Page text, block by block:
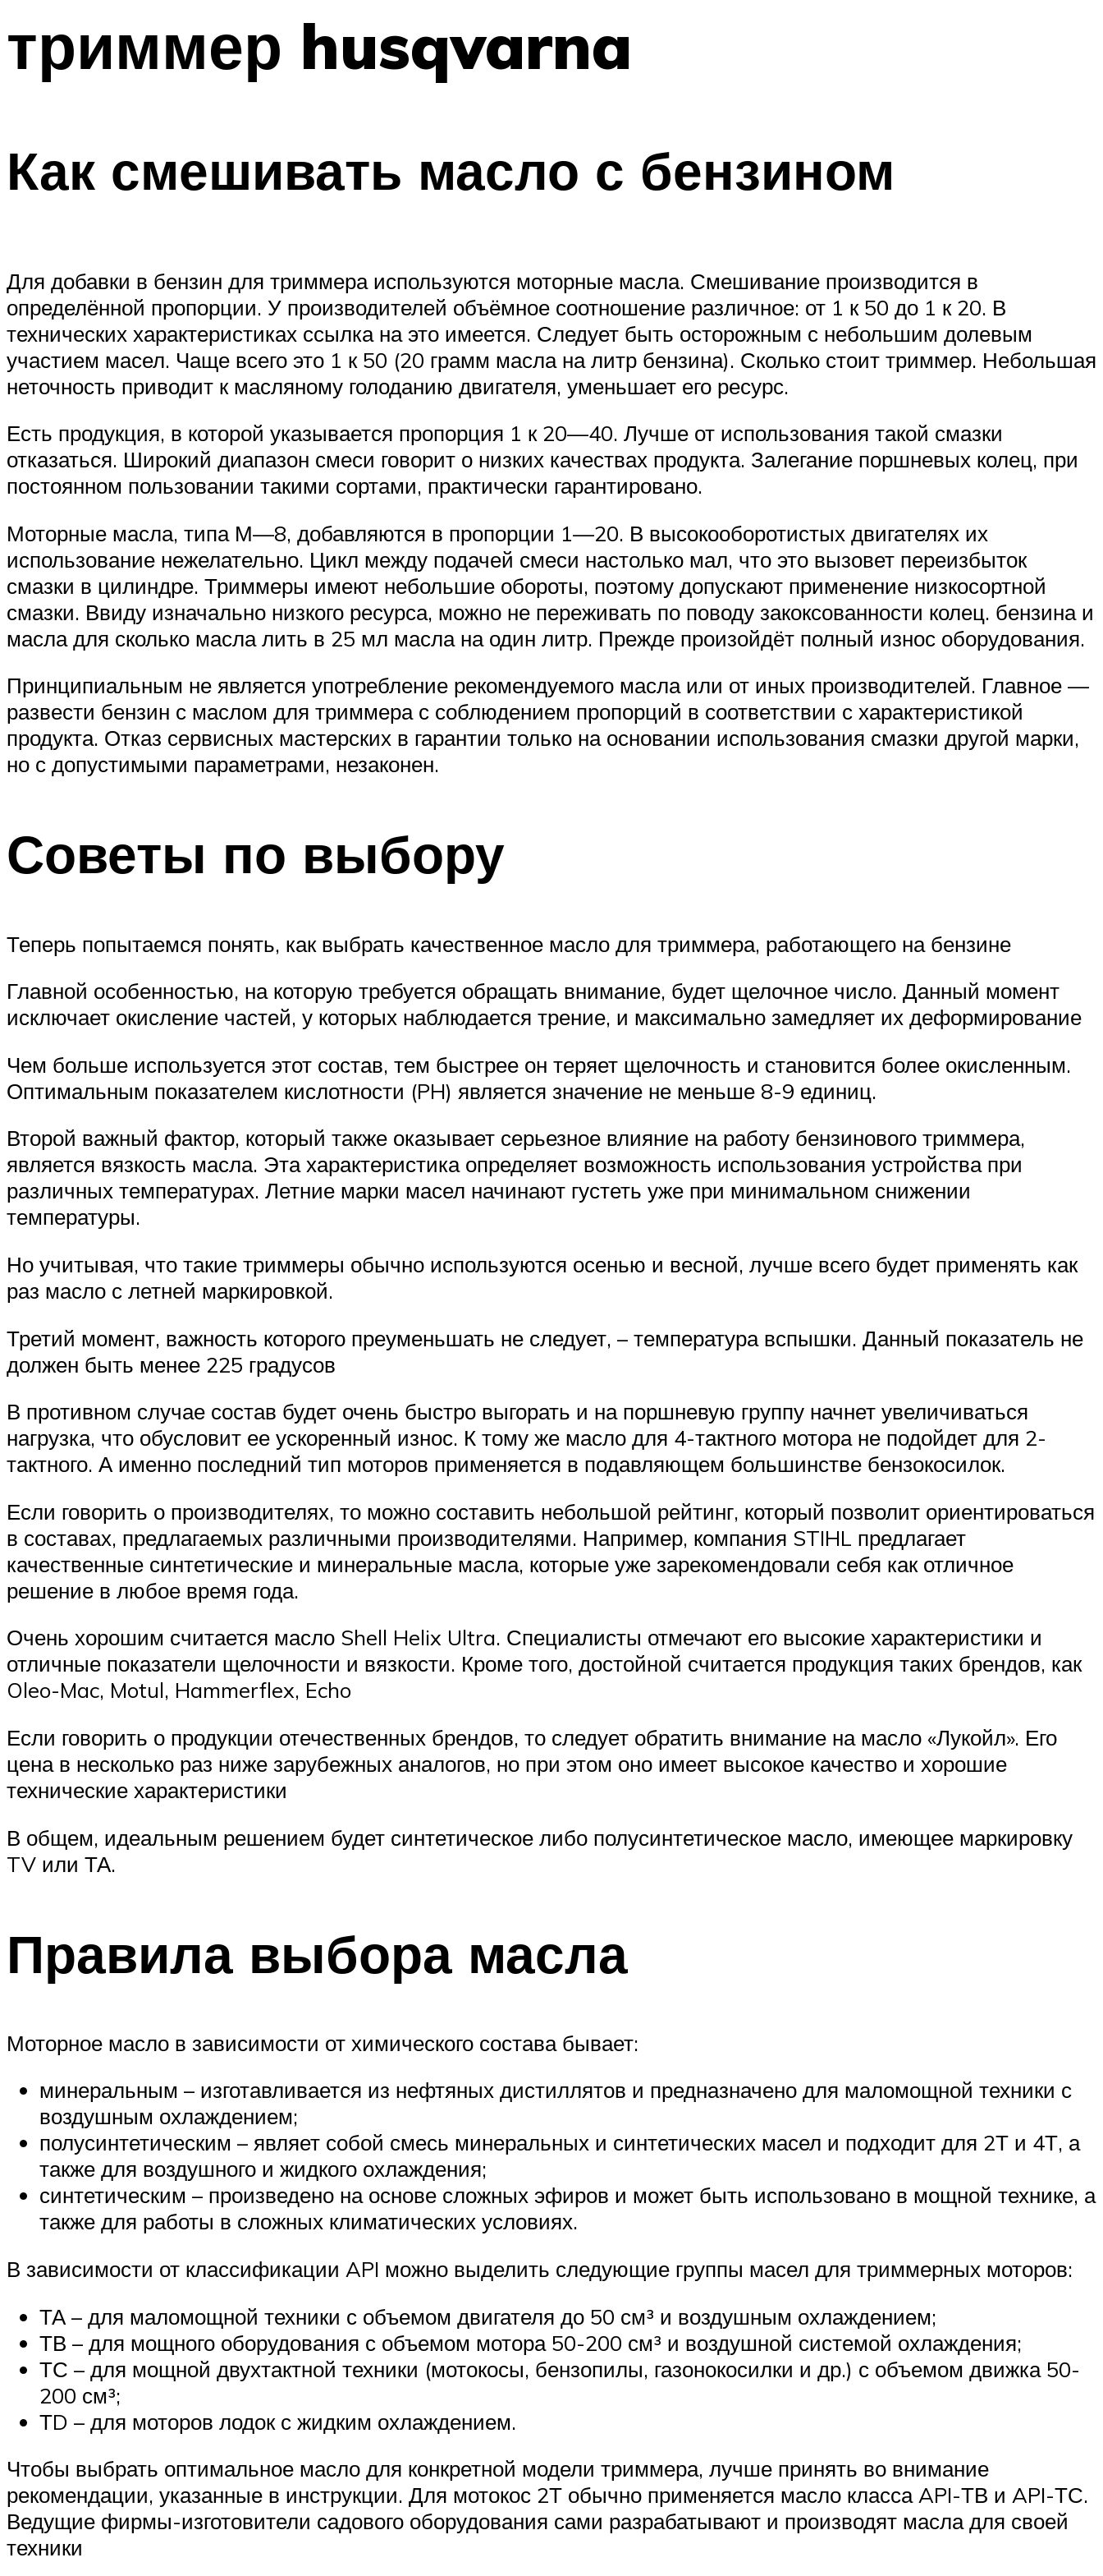
триммер husqvarna
Как смешивать масло с бензином
Для добавки в бензин для триммера используются моторные масла. Смешивание производится в
определённой пропорции. У производителей объёмное соотношение различное: от 1 к 50 до 1 к 20. В
технических характеристиках ссылка на это имеется. Следует быть осторожным с небольшим долевым
участием масел. Чаще всего это 1 к 50 (20 грамм масла на литр бензина). Сколько стоит триммер. Небольшая
неточность приводит к масляному голоданию двигателя, уменьшает его ресурс.
Есть продукция, в которой указывается пропорция 1 к 20—40. Лучше от использования такой смазки
отказаться. Широкий диапазон смеси говорит о низких качествах продукта. Залегание поршневых колец, при
постоянном пользовании такими сортами, практически гарантировано.
Моторные масла, типа М—8, добавляются в пропорции 1—20. В высокооборотистых двигателях их
использование нежелательно. Цикл между подачей смеси настолько мал, что это вызовет переизбыток
смазки в цилиндре. Триммеры имеют небольшие обороты, поэтому допускают применение низкосортной
смазки. Ввиду изначально низкого ресурса, можно не переживать по поводу закоксованности колец. бензина и
масла для сколько масла лить в 25 мл масла на один литр. Прежде произойдёт полный износ оборудования.
Принципиальным не является употребление рекомендуемого масла или от иных производителей. Главное —
развести бензин с маслом для триммера с соблюдением пропорций в соответствии с характеристикой
продукта. Отказ сервисных мастерских в гарантии только на основании использования смазки другой марки,
но с допустимыми параметрами, незаконен.
Советы по выбору
Теперь попытаемся понять, как выбрать качественное масло для триммера, работающего на бензине
Главной особенностью, на которую требуется обращать внимание, будет щелочное число. Данный момент
исключает окисление частей, у которых наблюдается трение, и максимально замедляет их деформирование
Чем больше используется этот состав, тем быстрее он теряет щелочность и становится более окисленным.
Оптимальным показателем кислотности (PH) является значение не меньше 8-9 единиц.
Второй важный фактор, который также оказывает серьезное влияние на работу бензинового триммера,
является вязкость масла. Эта характеристика определяет возможность использования устройства при
различных температурах. Летние марки масел начинают густеть уже при минимальном снижении
температуры.
Но учитывая, что такие триммеры обычно используются осенью и весной, лучше всего будет применять как
раз масло с летней маркировкой.
Третий момент, важность которого преуменьшать не следует, – температура вспышки. Данный показатель не
должен быть менее 225 градусов
В противном случае состав будет очень быстро выгорать и на поршневую группу начнет увеличиваться
нагрузка, что обусловит ее ускоренный износ. К тому же масло для 4-тактного мотора не подойдет для 2-
тактного. А именно последний тип моторов применяется в подавляющем большинстве бензокосилок.
Если говорить о производителях, то можно составить небольшой рейтинг, который позволит ориентироваться
в составах, предлагаемых различными производителями. Например, компания STIHL предлагает
качественные синтетические и минеральные масла, которые уже зарекомендовали себя как отличное
решение в любое время года.
Очень хорошим считается масло Shell Helix Ultra. Специалисты отмечают его высокие характеристики и
отличные показатели щелочности и вязкости. Кроме того, достойной считается продукция таких брендов, как
Oleo-Mac, Motul, Hammerflex, Echo
Если говорить о продукции отечественных брендов, то следует обратить внимание на масло «Лукойл». Его
цена в несколько раз ниже зарубежных аналогов, но при этом оно имеет высокое качество и хорошие
технические характеристики
В общем, идеальным решением будет синтетическое либо полусинтетическое масло, имеющее маркировку
TV или ТА.
Правила выбора масла
Моторное масло в зависимости от химического состава бывает:
минеральным – изготавливается из нефтяных дистиллятов и предназначено для маломощной техники с
воздушным охлаждением;
полусинтетическим – являет собой смесь минеральных и синтетических масел и подходит для 2Т и 4Т, а
также для воздушного и жидкого охлаждения;
синтетическим – произведено на основе сложных эфиров и может быть использовано в мощной технике, а
также для работы в сложных климатических условиях.
В зависимости от классификации API можно выделить следующие группы масел для триммерных моторов:
ТА – для маломощной техники с объемом двигателя до 50 см³ и воздушным охлаждением;
ТВ – для мощного оборудования с объемом мотора 50-200 см³ и воздушной системой охлаждения;
ТС – для мощной двухтактной техники (мотокосы, бензопилы, газонокосилки и др.) с объемом движка 50-
200 см³;
ТD – для моторов лодок с жидким охлаждением.
Чтобы выбрать оптимальное масло для конкретной модели триммера, лучше принять во внимание
рекомендации, указанные в инструкции. Для мотокос 2Т обычно применяется масло класса API-ТВ и API-ТС.
Ведущие фирмы-изготовители садового оборудования сами разрабатывают и производят масла для своей
техники